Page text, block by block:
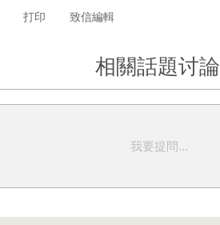
致信編輯
打印
相關話題讨論
我要提問...